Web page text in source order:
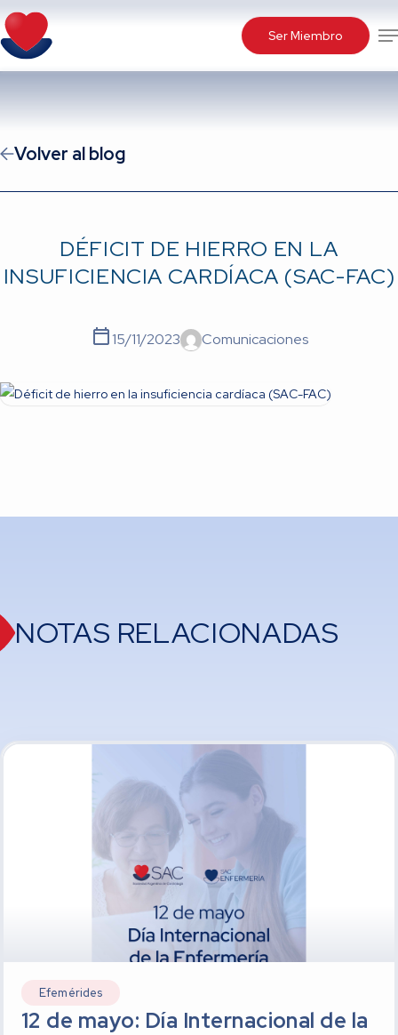
Skip
to
main
Ser Miembro
Volver al blog
DÉFICIT DE HIERRO EN LA
INSUFICIENCIA CARDÍACA (SAC-FAC)
15/11/2023 Comunicaciones
NOTAS RELACIONADAS
Efemérides
12 de mayo: Día Internacional de la